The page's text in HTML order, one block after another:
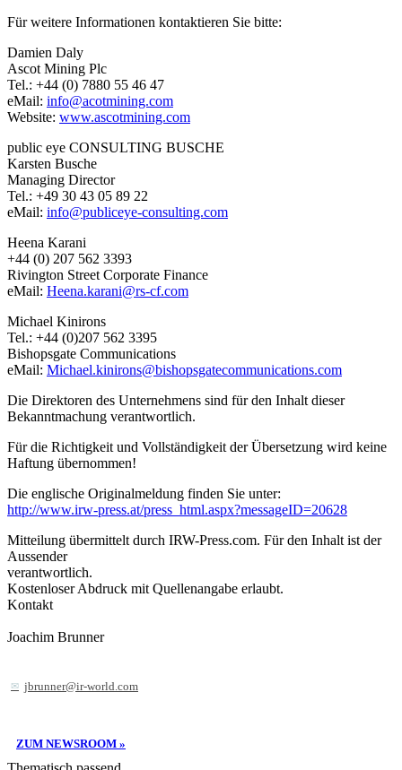
Für weitere Informationen kontaktieren Sie bitte:
Damien Daly
Ascot Mining Plc
Tel.: +44 (0) 7880 55 46 47
eMail: info@acotmining.com
Website: www.ascotmining.com
public eye CONSULTING BUSCHE
Karsten Busche
Managing Director
Tel.: +49 30 43 05 89 22
eMail: info@publiceye-consulting.com
Heena Karani
+44 (0) 207 562 3393
Rivington Street Corporate Finance
eMail: Heena.karani@rs-cf.com
Michael Kinirons
Tel.: +44 (0)207 562 3395
Bishopsgate Communications
eMail: Michael.kinirons@bishopsgatecommunications.com
Die Direktoren des Unternehmens sind für den Inhalt dieser
Bekanntmachung verantwortlich.
Für die Richtigkeit und Vollständigkeit der Übersetzung wird keine
Haftung übernommen!
Die englische Originalmeldung finden Sie unter:
http://www.irw-press.at/press_html.aspx?messageID=20628
Mitteilung übermittelt durch IRW-Press.com. Für den Inhalt ist der
Aussender
verantwortlich.
Kostenloser Abdruck mit Quellenangabe erlaubt.
Kontakt
Joachim Brunner
jbrunner@ir-world.com
ZUM NEWSROOM »